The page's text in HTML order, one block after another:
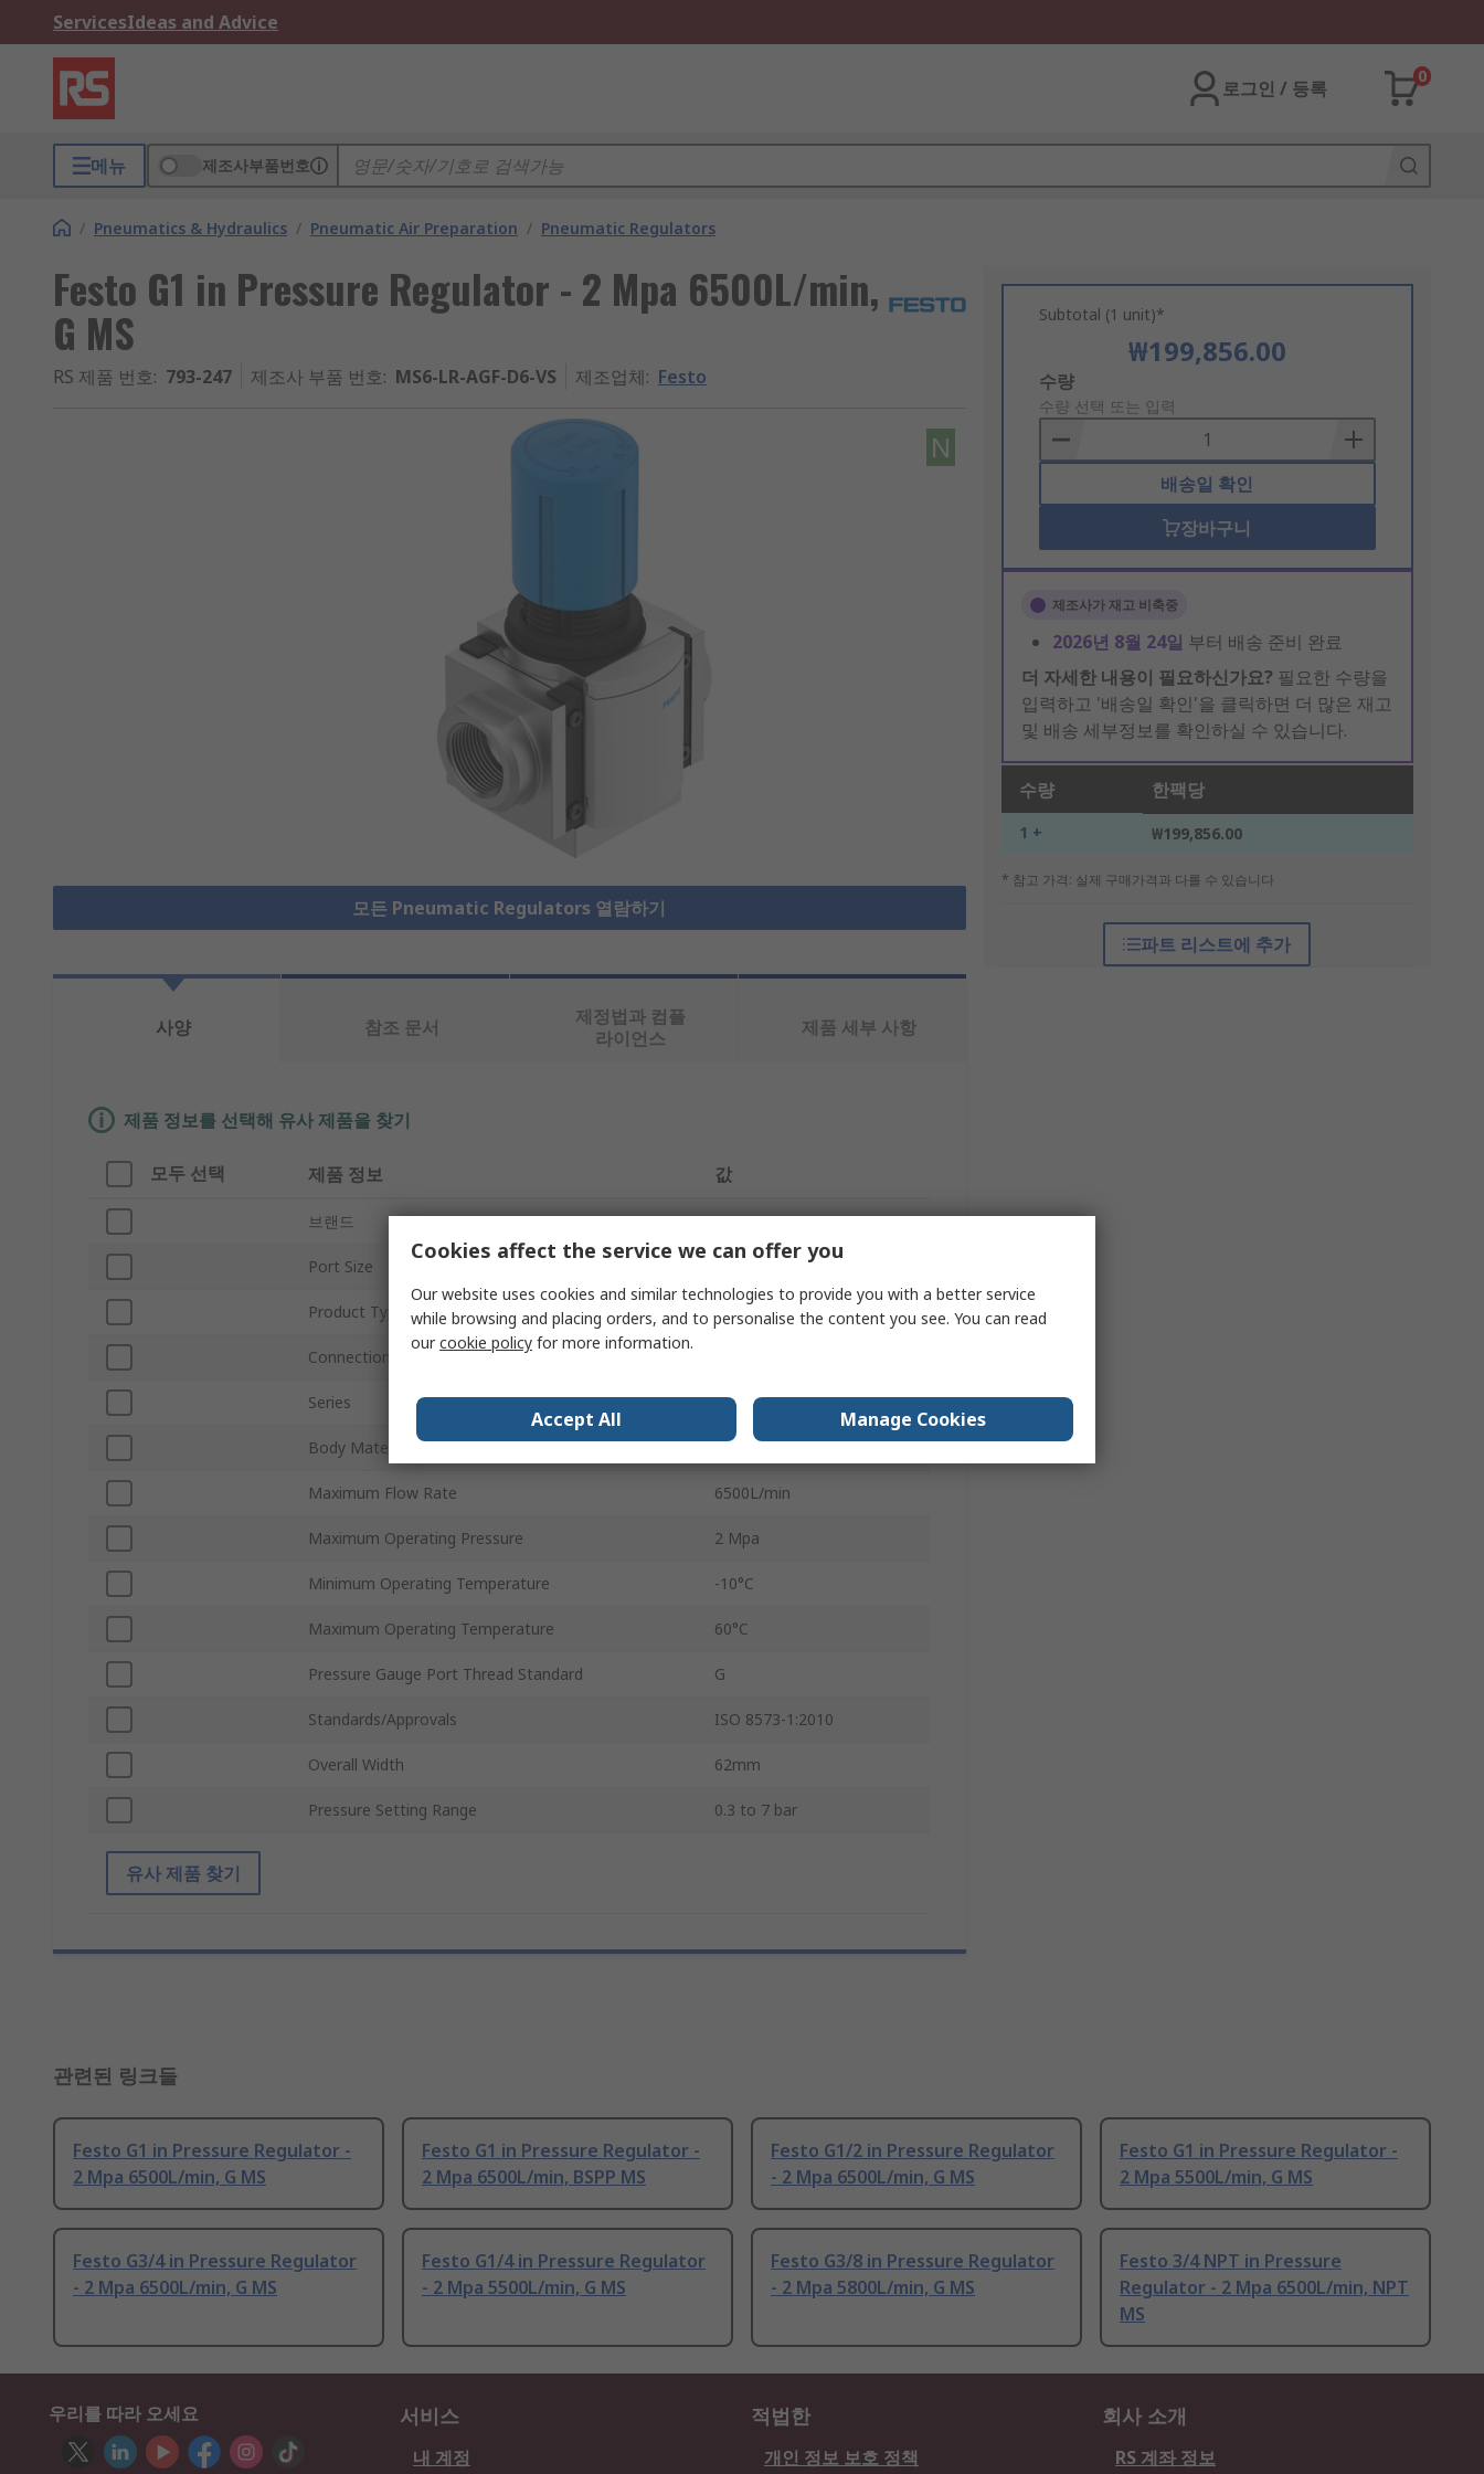
ServicesIdeas and Advice
로그인 / 등록
0
메뉴 제조사부품번호
/ Pneumatics & Hydraulics / Pneumatic Air Preparation / Pneumatic Regulators
Festo G1 in Pressure Regulator - 2 Mpa 6500L/min,
G MS
RS 제품 번호: 793-247 제조사 부품 번호: MS6-LR-AGF-D6-VS 제조업체: Festo
N
모든 Pneumatic Regulators 열람하기
Subtotal (1 unit)*
₩199,856.00
Add
to
Basket
수량
수량 선택 또는 입력
배송일 확인
장바구니
제조사가 재고 비축중
2026년 8월 24일 부터 배송 준비 완료
더 자세한 내용이 필요하신가요? 필요한 수량을
입력하고 '배송일 확인'을 클릭하면 더 많은 재고
및 배송 세부정보를 확인하실 수 있습니다.
수량 한팩당
1 + ₩199,856.00
* 참고 가격: 실제 구매가격과 다를 수 있습니다
파트 리스트에 추가
사양 참조 문서
제정법과 컴플
라이언스
제품 세부 사항
제품 정보를 선택해 유사 제품을 찾기
모두 선택 제품 정보 값
브랜드 Festo
Port Size
Product Type Pressure Regulator
Connection Thread Standard
Series MS
Body Material Aluminium Die Cast
Maximum Flow Rate 6500L/min
Maximum Operating Pressure 2 Mpa
Minimum Operating Temperature -10°C
Maximum Operating Temperature 60°C
Pressure Gauge Port Thread Standard G
Standards/Approvals ISO 8573-1:2010
Overall Width 62mm
Pressure Setting Range 0.3 to 7 bar
유사 제품 찾기
관련된 링크들
Festo G1 in Pressure Regulator -
2 Mpa 6500L/min, G MS
Festo G1 in Pressure Regulator -
2 Mpa 6500L/min, BSPP MS
Festo G1/2 in Pressure Regulator
- 2 Mpa 6500L/min, G MS
Festo G1 in Pressure Regulator -
2 Mpa 5500L/min, G MS
Festo G3/4 in Pressure Regulator
- 2 Mpa 6500L/min, G MS
Festo G1/4 in Pressure Regulator
- 2 Mpa 5500L/min, G MS
Festo G3/8 in Pressure Regulator
- 2 Mpa 5800L/min, G MS
Festo 3/4 NPT in Pressure
Regulator - 2 Mpa 6500L/min, NPT
MS
우리를 따라 오세요 서비스
내 계정
적법한
개인 정보 보호 정책
회사 소개
RS 계좌 정보
Cookies affect the service we can offer you
Our website uses cookies and similar technologies to provide you with a better service
while browsing and placing orders, and to personalise the content you see. You can read
ourcookie policy for more information.
Accept All Manage Cookies